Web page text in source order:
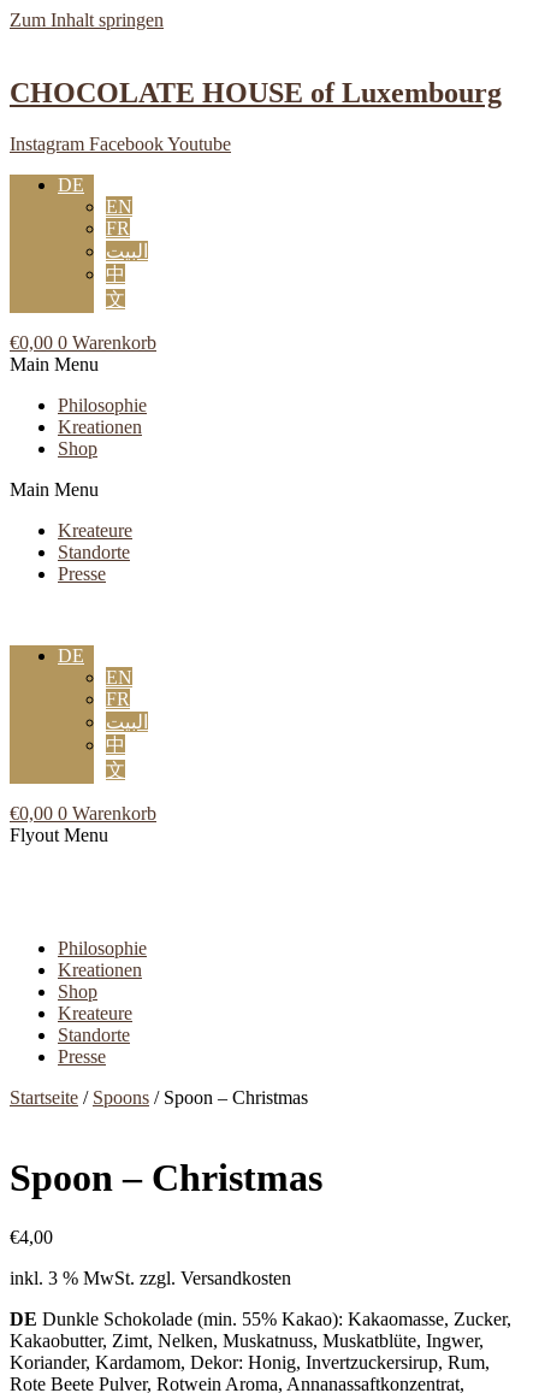
Zum Inhalt springen
CHOCOLATE HOUSE of Luxembourg
Instagram FacebookYoutube
DE
EN
FR
البيت
中
文
€0,00 0 Warenkorb
Main Menu
Philosophie
Kreationen
Shop
Main Menu
Kreateure
Standorte
Presse
DE
EN
FR
البيت
中
文
€0,00 0 Warenkorb
Flyout Menu
Philosophie
Kreationen
Shop
Kreateure
Standorte
Presse
Startseite / Spoons / Spoon – Christmas
Spoon – Christmas
€4,00
inkl. 3 % MwSt. zzgl. Versandkosten
DE Dunkle Schokolade (min. 55% Kakao): Kakaomasse, Zucker,
Kakaobutter, Zimt, Nelken, Muskatnuss, Muskatblüte, Ingwer,
Koriander, Kardamom, Dekor: Honig, Invertzuckersirup, Rum,
Rote Beete Pulver, Rotwein Aroma, Annanassaftkonzentrat,